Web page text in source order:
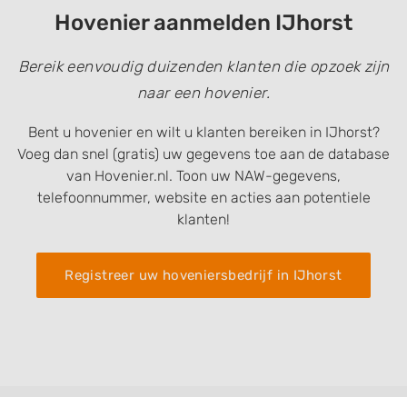
Hovenier aanmelden IJhorst
Bereik eenvoudig duizenden klanten die opzoek zijn
naar een hovenier.
Bent u hovenier en wilt u klanten bereiken in IJhorst?
Voeg dan snel (gratis) uw gegevens toe aan de database
van Hovenier.nl. Toon uw NAW-gegevens,
telefoonnummer, website en acties aan potentiele
klanten!
Registreer uw hoveniersbedrijf in IJhorst